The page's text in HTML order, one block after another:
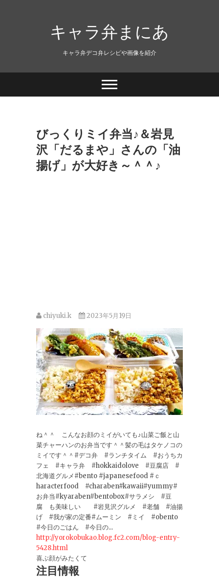
キャラ弁まにあ
キャラ弁デコ弁レシピや画像を紹介
びっくりミイ弁当♪＆岩見
沢「だるまや」さんの「油
揚げ」が大好き～＾＾♪
chiyuki.k 2023年5月19日
ね＾＾ こんなお顔のミイがいても♪山菜ご飯と山
菜チャーハンのお弁当です＾＾髪の毛はタケノコの
ミイです＾＾#デコ弁 #ランチタイム #おうちカ
フェ #キャラ弁 #hokkaidolove #豆腐店 #
北海道グルメ#bento #japanesefood #ｃ
haracterfood #charaben#kawaii#yummy#
お弁当#kyaraben#bentobox#サラメシ #豆
腐 も美味しい #岩見沢グルメ #老舗 #油揚
げ #我が家の定番#ムーミン #ミイ #obento
#今日のごはん #今日の...
http://yorokobukao.blog.fc2.com/blog-entry-
5428.html
喜ぶ顔がみたくて
注目情報